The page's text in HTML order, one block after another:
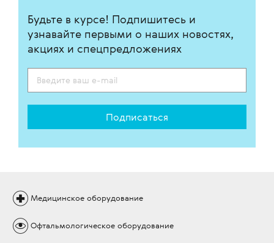
Будьте в курсе! Подпишитесь и
узнавайте первыми о наших новостях,
акциях и спецпредложениях
Подписаться
Медицинское оборудование
Офтальмологическое оборудование